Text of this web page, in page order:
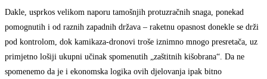
Dakle, usprkos velikom naporu tamošnjih protuzračnih snaga, ponekad
pomognutih i od raznih zapadnih država – raketnu opasnost donekle se drži
pod kontrolom, dok kamikaza-dronovi troše iznimno mnogo presretača, uz
primjetno lošiji ukupni učinak spomenutih „zaštitnih kišobrana“. Da ne
spomenemo da je i ekonomska logika ovih djelovanja ipak bitno